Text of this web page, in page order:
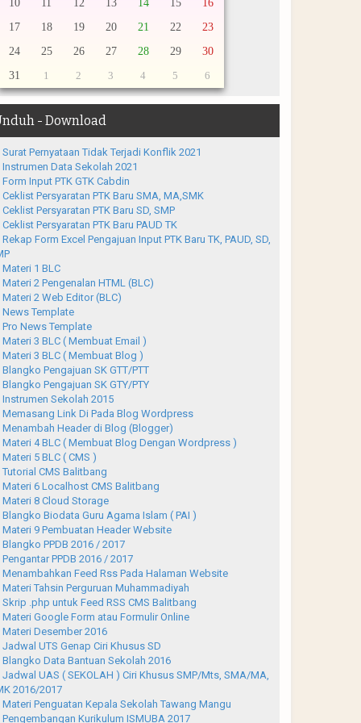
10
11 12 13 14 15
16
17
18 19 20 21 22
23
24
25 26 27 28 29
30
31
1 2 3 4 5 6
- Download
Surat Pernyataan Tidak Terjadi Konflik 2021
Instrumen Data Sekolah 2021
Form Input PTK GTK Cabdin
Ceklist Persyaratan PTK Baru SMA, MA,SMK
Ceklist Persyaratan PTK Baru SD, SMP
Ceklist Persyaratan PTK Baru PAUD TK
Rekap Form Excel Pengajuan Input PTK Baru TK, PAUD, SD,
Materi 1 BLC
Materi 2 Pengenalan HTML (BLC)
Materi 2 Web Editor (BLC)
News Template
Pro News Template
Materi 3 BLC ( Membuat Email )
Materi 3 BLC ( Membuat Blog )
Blangko Pengajuan SK GTT/PTT
Blangko Pengajuan SK GTY/PTY
Instrumen Sekolah 2015
Memasang Link Di Pada Blog Wordpress
Menambah Header di Blog (Blogger)
Materi 4 BLC ( Membuat Blog Dengan Wordpress )
Materi 5 BLC ( CMS )
Tutorial CMS Balitbang
Materi 6 Localhost CMS Balitbang
Materi 8 Cloud Storage
Blangko Biodata Guru Agama Islam ( PAI )
Materi 9 Pembuatan Header Website
Blangko PPDB 2016 / 2017
Pengantar PPDB 2016 / 2017
Menambahkan Feed Rss Pada Halaman Website
Materi Tahsin Perguruan Muhammadiyah
Skrip .php untuk Feed RSS CMS Balitbang
Materi Google Form atau Formulir Online
Materi Desember 2016
Jadwal UTS Genap Ciri Khusus SD
Blangko Data Bantuan Sekolah 2016
Jadwal UAS ( SEKOLAH ) Ciri Khusus SMP/Mts, SMA/MA,
2016/2017
Materi Penguatan Kepala Sekolah Tawang Mangu
Pengembangan Kurikulum ISMUBA 2017